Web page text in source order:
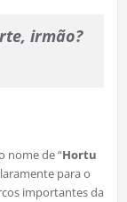
irmão?
nome de “Hortu
para o
importantes da